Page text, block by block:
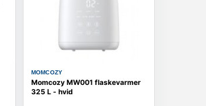
MOMCOZY
Momcozy MW001 flaskevarmer
325 L - hvid